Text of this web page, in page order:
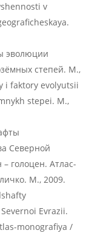
v
эволюции
степей. М.,
i faktory evolyutsii
stepei. M.,
Северной
голоцен. Атлас-
М., 2009.
Evrazii.
monografiya /